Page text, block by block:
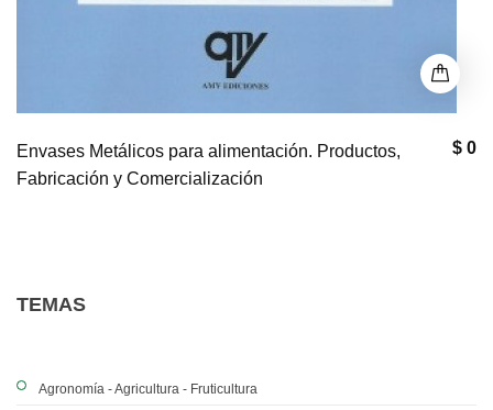
TEMAS
Agronomía - Agricultura - Fruticultura
$ 0
Envases Metálicos para alimentación. Productos,
Fabricación y Comercialización